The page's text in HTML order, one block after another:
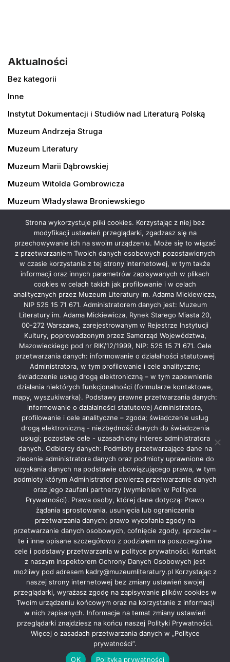
Aktualności
Bez kategorii
Inne
Instytut Dokumentacji i Studiów nad Literaturą Polską
Muzeum Andrzeja Struga
Muzeum Literatury
Muzeum Marii Dąbrowskiej
Muzeum Witolda Gombrowicza
Muzeum Władysława Broniewskiego
Transmisja live
Wystawy
Instytucja współprowadzona przez Samorząd
Województwa Mazowieckiego oraz Ministerstwo Kultury i
Dziedzictwa Narodowego.
RODO Deklaracja dostępności
Działy i pracownie
Oferty pracy
Archiwalna strona internetowa Cennik
Copyright: Muzeum Literatury, 2021 || website made by:
Strona wykorzystuje pliki cookies. Korzystając z niej bez
modyfikacji ustawień przeglądarki, zgadzasz się na
przechowywanie ich na swoim urządzeniu. Może się to wiązać
z przetwarzaniem Twoich danych osobowych pozostawionych
w czasie korzystania z tej strony internetowej, w tym także
informacji oraz innych parametrów zapisywanych w plikach
cookies w celach takich jak profilowanie i w celach
analitycznych przez Muzeum Literatury im. Adama Mickiewicza,
NIP 525 15 71 671. Administratorem danych jest: Muzeum
Literatury im. Adama Mickiewicza, Rynek Starego Miasta 20,
00-272 Warszawa, zarejestrowanym w Rejestrze Instytucji
Kultury, poprowadzonym przez Samorząd Województwa,
Mazowieckiego pod nr RIK/12/1999, NIP: 525 15 71 671. Cele
przetwarzania danych: informowanie o działalności statutowej
Administratora, w tym profilowanie i cele analityczne;
świadczenie usług drogą elektroniczną – w tym zapewnienie
działania niektórych funkcjonalności (formularze kontaktowe,
mapy, wyszukiwarka). Podstawy prawne przetwarzania danych:
informowanie o działalności statutowej Administratora,
profilowanie i cele analityczne – zgoda; świadczenie usług
drogą elektroniczną - niezbędność danych do świadczenia
usługi; pozostałe cele - uzasadniony interes administratora
danych. Odbiorcy danych: Podmioty przetwarzające dane na
zlecenie administratora danych oraz podmioty uprawnione do
uzyskania danych na podstawie obowiązującego prawa, w tym
podmioty którym Administrator powierza przetwarzanie danych
oraz jego zaufani partnerzy (wymienieni w Polityce
Prywatności). Prawa osoby, której dane dotyczą: Prawo
żądania sprostowania, usunięcia lub ograniczenia
przetwarzania danych; prawo wycofania zgody na
przetwarzanie danych osobowych, cofnięcie zgody, sprzeciw –
te i inne opisane szczegółowo z podziałem na poszczególne
cele i podstawy przetwarzania w polityce prywatności. Kontakt
z naszym Inspektorem Ochrony Danych Osobowych jest
możliwy pod adresem kadry@muzeumliteratury.pl Korzystając z
naszej strony internetowej bez zmiany ustawień swojej
przeglądarki, wyrażasz zgodę na zapisywanie plików cookies w
Twoim urządzeniu końcowym oraz na korzystanie z informacji
w nich zapisanych. Informacje na temat zmiany ustawień
przeglądarki znajdziesz na końcu naszej Polityki Prywatności.
Więcej o zasadach przetwarzania danych w „Polityce
prywatności”.
OK
Polityka prywatności